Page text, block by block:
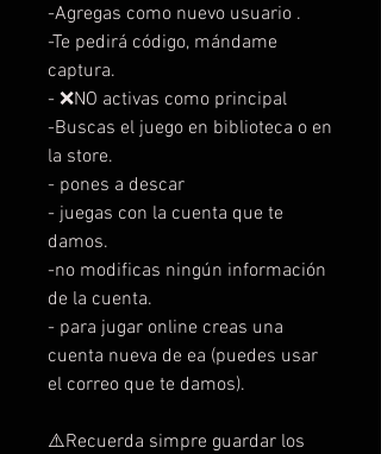
-Agregas como nuevo usuario .
-Te pedirá código, mándame
captura.
- ❌NO activas como principal
-Buscas el juego en biblioteca o en
la store.
- pones a descar
- juegas con la cuenta que te
damos.
-no modificas ningún información
de la cuenta.
- para jugar online creas una
cuenta nueva de ea (puedes usar
el correo que te damos).
⚠️Recuerda simpre guardar los